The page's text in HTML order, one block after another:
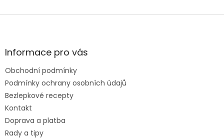
Z
aInformace pro vás
Obchodní podmínky
Podmínky ochrany osobních údajů
Bezlepkové recepty
Kontakt
Doprava a platba
Rady a tipy